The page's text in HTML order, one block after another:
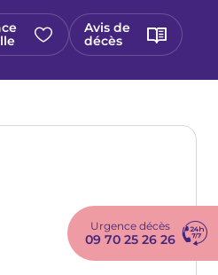
Avis de
décès
Urgence décès
09 70 25 26 26